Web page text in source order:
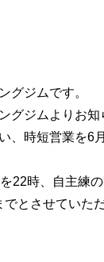
グジムです。
グジムよりお知
、時短営業を6
22時、自主練
とさせていただ